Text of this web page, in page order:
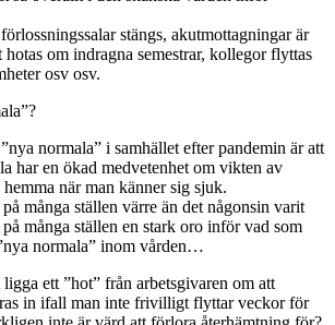
stängs, akutmottagningar är
hotas om indragna semestrar, kollegor flyttas
osv osv.
normala” i samhället efter pandemin är att
har en ökad medvetenhet om vikten av
när man känner sig sjuk.
många ställen värre än det någonsin varit
många ställen en stark oro inför vad som
normala” inom vården…
ett ”hot” från arbetsgivaren om att
in ifall man inte frivilligt flyttar veckor för